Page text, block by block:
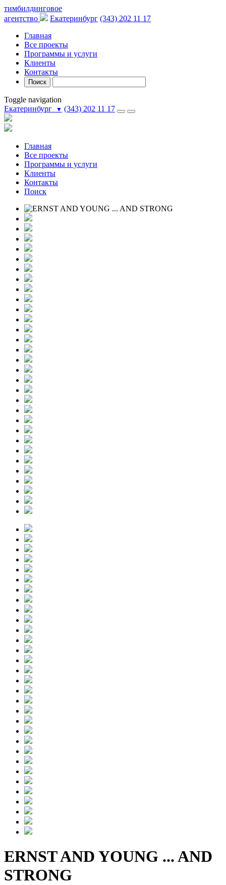
тимбилдинговое
агентство
Екатеринбург (343) 202 11 17
Главная
Все проекты
Программы и услуги
Клиенты
Контакты
Поиск
Toggle navigation
Екатеринбург
▼ (343) 202 11 17
Главная
Все проекты
Программы и услуги
Клиенты
Контакты
Поиск
ERNST AND YOUNG ... AND
STRONG